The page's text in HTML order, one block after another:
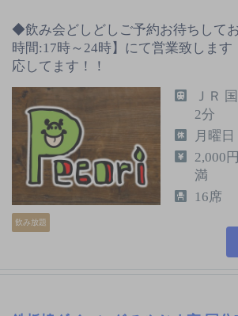
◆飲み会どしどしご予約お待ちして
時間:17時～24時】にて営業致しま
応してます！！
飲み放題
ＪＲ
2分
月曜日
2,000
満
16席